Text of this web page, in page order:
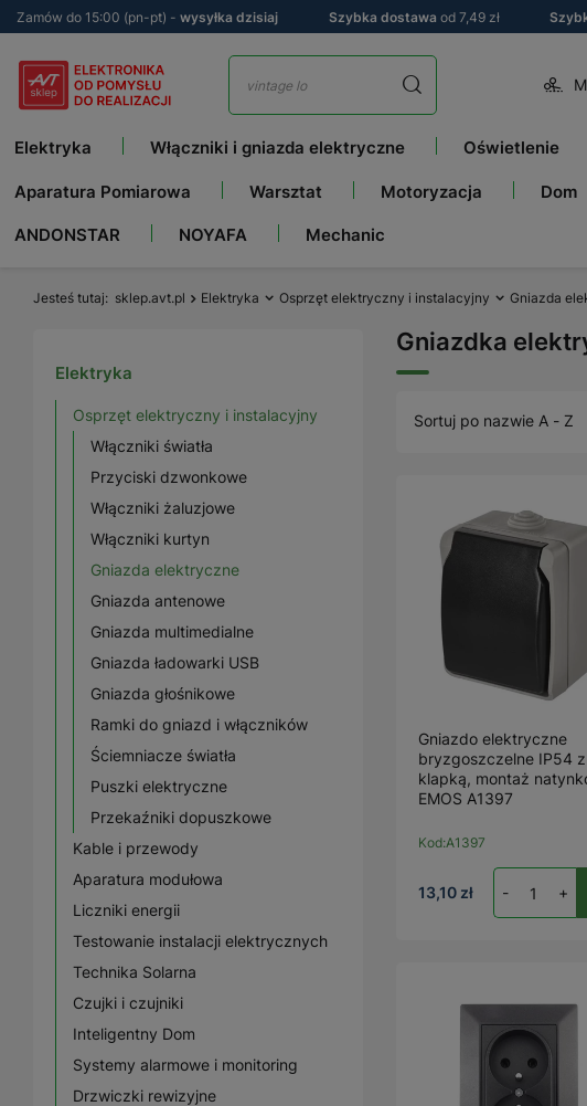
Zamów do 15:00 (pn-pt) - wysyłka dzisiaj Szybka dostawa od 7,49 zł
Elektryka Włączniki i gniazda elektryczne Oświetlenie
Aparatura Pomiarowa Warsztat Motoryzacja Dom
ANDONSTAR NOYAFA Mechanic
Jesteś tutaj sklep.avt.pl Elektryka Osprzęt elektryczny i instalacyjny Gniazda
Elektryka
Osprzęt elektryczny i instalacyjny
Włączniki światła
Przyciski dzwonkowe
Włączniki żaluzjowe
Włączniki kurtyn
Gniazda elektryczne
Gniazda antenowe
Gniazda multimedialne
Gniazda ładowarki USB
Gniazda głośnikowe
Ramki do gniazd i włączników
Ściemniacze światła
Puszki elektryczne
Przekaźniki dopuszkowe
Kable i przewody
Aparatura modułowa
Liczniki energii
Testowanie instalacji elektrycznych
Technika Solarna
Czujki i czujniki
Inteligentny Dom
Systemy alarmowe i monitoring
Drzwiczki rewizyjne
Gniazdka
Sortuj po nazwie A - Z
Gniazdo elektryczne
bryzgoszczelne IP54 z
klapką, montaż
EMOS A1397
Kod:A1397
13,10 zł - +